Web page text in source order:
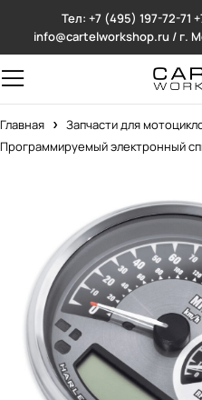
Тел: +7 (495) 197-72-71
info@cartelworkshop.ru / г.
Главная Запчасти для
Программируемый электронный